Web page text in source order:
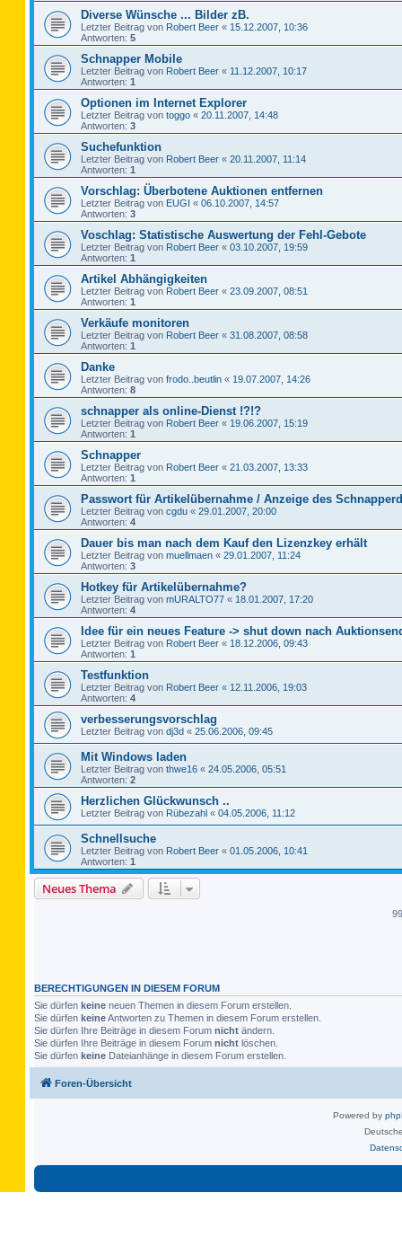
Diverse Wünsche ... Bilder zB.
Letzter Beitrag von Robert Beer « 15.12.2007, 10:36
Antworten: 5
Schnapper Mobile
Letzter Beitrag von Robert Beer « 11.12.2007, 10:17
Antworten: 1
Optionen im Internet Explorer
Letzter Beitrag von toggo « 20.11.2007, 14:48
Antworten: 3
Suchefunktion
Letzter Beitrag von Robert Beer « 20.11.2007, 11:14
Antworten: 1
Vorschlag: Überbotene Auktionen entfernen
Letzter Beitrag von EUGI « 06.10.2007, 14:57
Antworten: 3
Voschlag: Statistische Auswertung der Fehl-Gebote
Letzter Beitrag von Robert Beer « 03.10.2007, 19:59
Antworten: 1
Artikel Abhängigkeiten
Letzter Beitrag von Robert Beer « 23.09.2007, 08:51
Antworten: 1
Verkäufe monitoren
Letzter Beitrag von Robert Beer « 31.08.2007, 08:58
Antworten: 1
Danke
Letzter Beitrag von frodo..beutlin « 19.07.2007, 14:26
Antworten: 8
schnapper als online-Dienst !?!?
Letzter Beitrag von Robert Beer « 19.06.2007, 15:19
Antworten: 1
Schnapper
Letzter Beitrag von Robert Beer « 21.03.2007, 13:33
Antworten: 1
Passwort für Artikelübernahme / Anzeige des
Letzter Beitrag von cgdu « 29.01.2007, 20:00
Antworten: 4
Dauer bis man nach dem Kauf den Lizenzkey erhält
Letzter Beitrag von muellmaen « 29.01.2007, 11:24
Antworten: 3
Hotkey für Artikelübernahme?
Letzter Beitrag von mURALTO77 « 18.01.2007, 17:20
Antworten: 4
Idee für ein neues Feature -> shut down nach
Letzter Beitrag von Robert Beer « 18.12.2006, 09:43
Antworten: 1
Testfunktion
Letzter Beitrag von Robert Beer « 12.11.2006, 19:03
Antworten: 4
verbesserungsvorschlag
Letzter Beitrag von dj3d « 25.06.2006, 09:45
Mit Windows laden
Letzter Beitrag von thwe16 « 24.05.2006, 05:51
Antworten: 2
Herzlichen Glückwunsch ..
Letzter Beitrag von Rübezahl « 04.05.2006, 11:12
Schnellsuche
Letzter Beitrag von Robert Beer « 01.05.2006, 10:41
Antworten: 1
Neues Thema
BERECHTIGUNGEN IN DIESEM FORUM
Sie dürfen keine neuen Themen in diesem Forum erstellen.
Sie dürfen keineAntworten zu Themen in diesem Forum erstellen.
Sie dürfen Ihre Beiträge in diesem Forum nicht ändern.
Sie dürfen Ihre Beiträge in diesem Forum nicht löschen.
Sie dürfen keine Dateianhänge in diesem Forum erstellen.
Foren-Übersicht
Powered by